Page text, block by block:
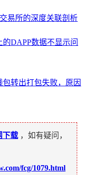
易所的深度关联剖析
DAPP数据不显示问
转出打包失败，原因
下载 ，如有疑问，
fcg/1079.html